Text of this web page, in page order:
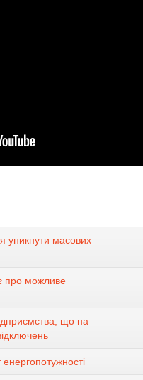
уникнути масових
про можливе
що на